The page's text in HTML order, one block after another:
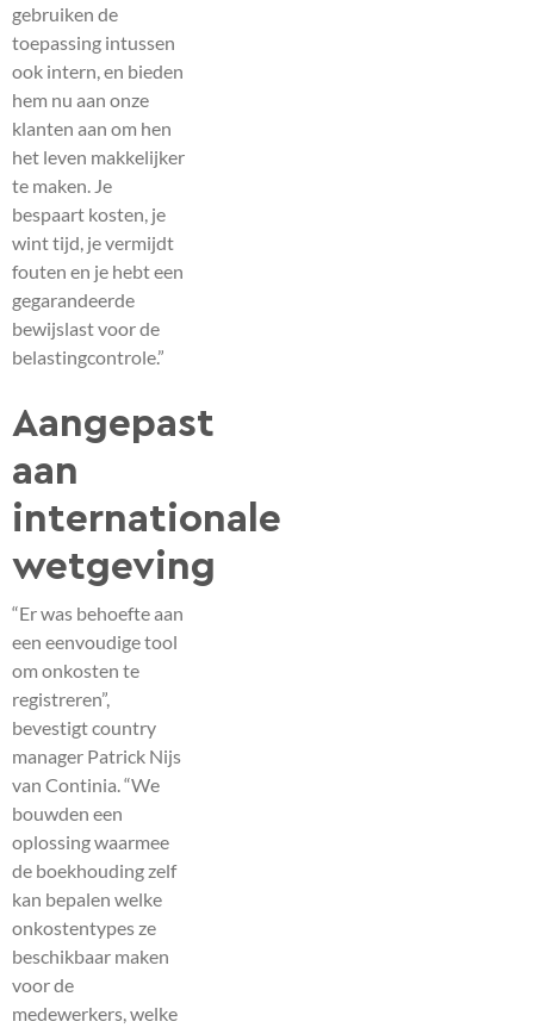
gebruiken de
toepassing intussen
ook intern, en bieden
hem nu aan onze
klanten aan om hen
het leven makkelijker
te maken. Je
bespaart kosten, je
wint tijd, je vermijdt
fouten en je hebt een
gegarandeerde
bewijslast voor de
belastingcontrole.”
Aangepast
aan
internationale
wetgeving
“Er was behoefte aan
een eenvoudige tool
om onkosten te
registreren”,
bevestigt country
manager Patrick Nijs
van Continia. “We
bouwden een
oplossing waarmee
de boekhouding zelf
kan bepalen welke
onkostentypes ze
beschikbaar maken
voor de
medewerkers, welke